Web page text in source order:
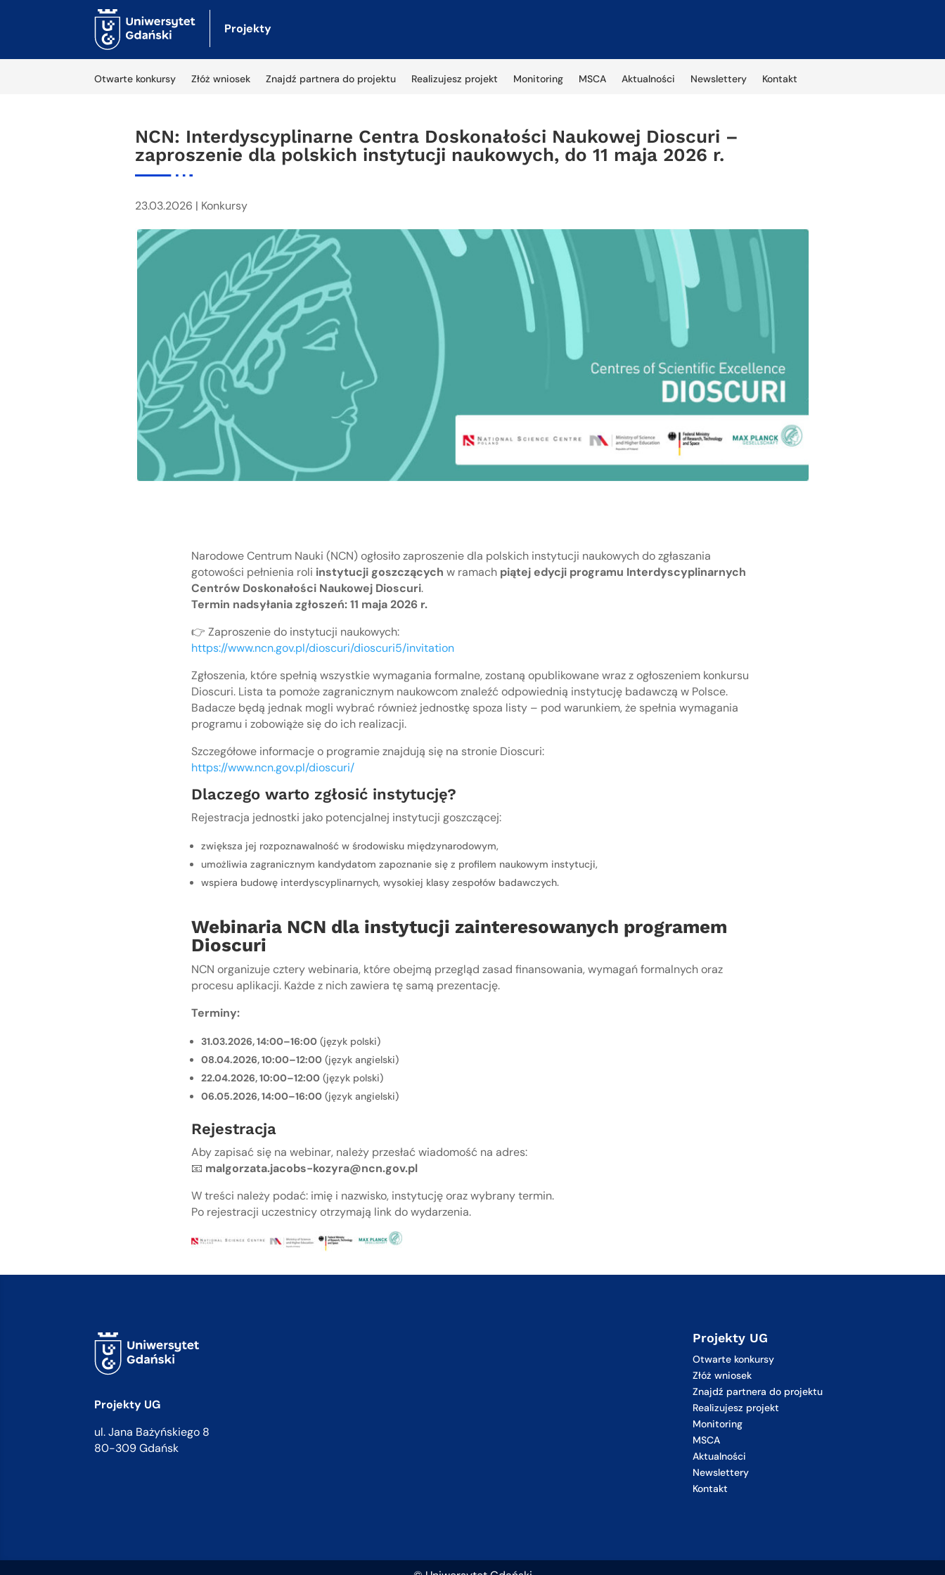
Projekty
Otwarte konkursy Złóż wniosek Znajdź partnera do projektu Realizujesz projekt Monitoring MSCA Aktualności Newslettery Kontakt
NCN: Interdyscyplinarne Centra Doskonałości Naukowej Dioscuri –
zaproszenie dla polskich instytucji naukowych, do 11 maja 2026 r.
23.03.2026 | Konkursy
Narodowe Centrum Nauki (NCN) ogłosiło zaproszenie dla polskich instytucji naukowych do zgłaszania
gotowości pełnienia roli instytucji goszczących w ramach piątej edycji programu Interdyscyplinarnych
Centrów Doskonałości Naukowej Dioscuri.
Termin nadsyłania zgłoszeń: 11 maja 2026 r.
👉 Zaproszenie do instytucji naukowych:
https://www.ncn.gov.pl/dioscuri/dioscuri5/invitation
Zgłoszenia, które spełnią wszystkie wymagania formalne, zostaną opublikowane wraz z ogłoszeniem konkursu
Dioscuri. Lista ta pomoże zagranicznym naukowcom znaleźć odpowiednią instytucję badawczą w Polsce.
Badacze będą jednak mogli wybrać również jednostkę spoza listy – pod warunkiem, że spełnia wymagania
programu i zobowiąże się do ich realizacji.
Szczegółowe informacje o programie znajdują się na stronie Dioscuri:
https://www.ncn.gov.pl/dioscuri/
Dlaczego warto zgłosić instytucję?
Rejestracja jednostki jako potencjalnej instytucji goszczącej:
zwiększa jej rozpoznawalność w środowisku międzynarodowym,
umożliwia zagranicznym kandydatom zapoznanie się z profilem naukowym instytucji,
wspiera budowę interdyscyplinarnych, wysokiej klasy zespołów badawczych.
Webinaria NCN dla instytucji zainteresowanych programem
Dioscuri
NCN organizuje cztery webinaria, które obejmą przegląd zasad finansowania, wymagań formalnych oraz
procesu aplikacji. Każde z nich zawiera tę samą prezentację.
Terminy:
31.03.2026, 14:00–16:00 (język polski)
08.04.2026, 10:00–12:00 (język angielski)
22.04.2026, 10:00–12:00 (język polski)
06.05.2026, 14:00–16:00 (język angielski)
Rejestracja
Aby zapisać się na webinar, należy przesłać wiadomość na adres:
📧 malgorzata.jacobs-kozyra@ncn.gov.pl
W treści należy podać: imię i nazwisko, instytucję oraz wybrany termin.
Po rejestracji uczestnicy otrzymają link do wydarzenia.
Projekty UG
ul. Jana Bażyńskiego 8
80-309 Gdańsk
Projekty UG
Otwarte konkursy
Złóż wniosek
Znajdź partnera do projektu
Realizujesz projekt
Monitoring
MSCA
Aktualności
Newslettery
Kontakt